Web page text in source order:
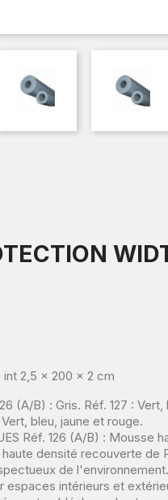
2,5 x 200 x 2 cm
(A/B) : Gris. Réf. 127 : Vert,
bleu, jaune et rouge.
Réf. 126 (A/B) : Mousse
haute densité recouverte de
de l'environnement.
espaces intérieurs et